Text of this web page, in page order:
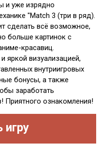
и уже изрядно
"Match 3 (три в ряд).
сделать всё возможное,
больше картинок с
красавиц.
яркой визуализацией,
внутриигровых
бонусы, а также
заработать
Приятного ознакомления!
игру